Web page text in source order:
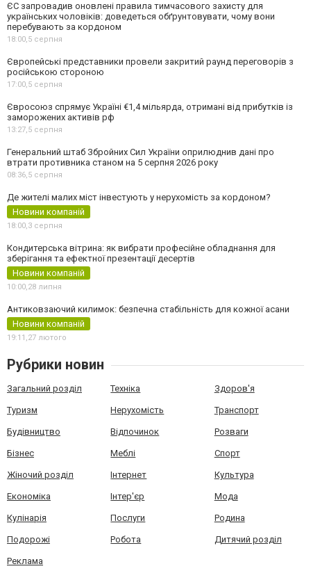
ЄС запровадив оновлені правила тимчасового захисту для
українських чоловіків: доведеться обґрунтовувати, чому вони
перебувають за кордоном
18:00,5 серпня
Європейські представники провели закритий раунд переговорів з
російською стороною
17:00,5 серпня
Євросоюз спрямує Україні €1,4 мільярда, отримані від прибутків із
заморожених активів рф
13:27,5 серпня
Генеральний штаб Збройних Сил України оприлюднив дані про
втрати противника станом на 5 серпня 2026 року
08:36,5 серпня
Де жителі малих міст інвестують у нерухомість за кордоном?
Новини компаній
18:00,3 серпня
Кондитерська вітрина: як вибрати професійне обладнання для
зберігання та ефектної презентації десертів
Новини компаній
10:00,28 липня
Антиковзаючий килимок: безпечна стабільність для кожної асани
Новини компаній
19:11,27 лютого
Рубрики новин
Загальний розділ Техніка Здоров'я
Туризм Нерухомість Транспорт
Будівництво Відпочинок Розваги
Бізнес Меблі Спорт
Жіночий розділ Інтернет Культура
Економіка Інтер'єр Мода
Кулінарія Послуги Родина
Подорожі Робота Дитячий розділ
Реклама